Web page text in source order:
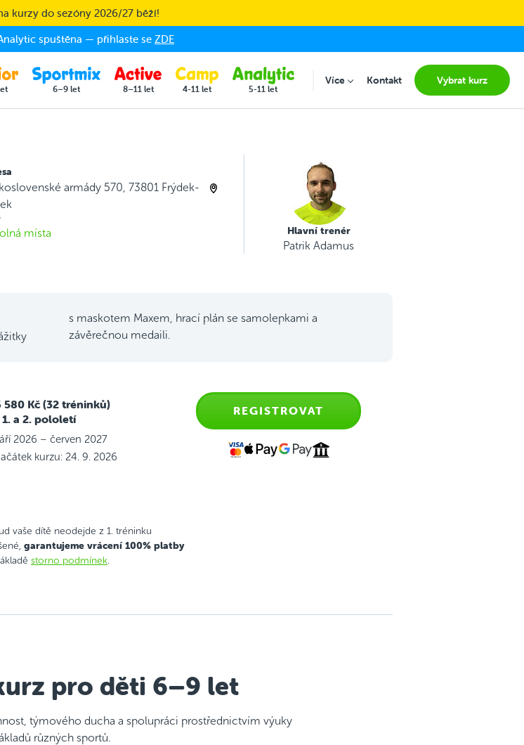
kurzy do sezóny 2026/27 běží!
spuštěna — přihlaste se ZDE
6–9 let 8–11 let 4-11 let 5-11 let
VíceSubmenu for "Více"
Kontakt Vybrat kurz
armády 570, 73801 Frýdek-
místa Hlavní trenér
Patrik Adamus
s maskotem Maxem, hrací plán se samolepkami a
závěrečnou medaili.
580 Kč (32 tréninků)
a 2. pololetí
2026 – červen 2027
kurzu: 24. 9. 2026
REGISTROVAT
vaše dítě neodejde z 1. tréninku
garantujeme vrácení 100% platby
storno podmínek
pro děti 6–9 let
týmového ducha a spolupráci prostřednictvím výuky
různých sportů.